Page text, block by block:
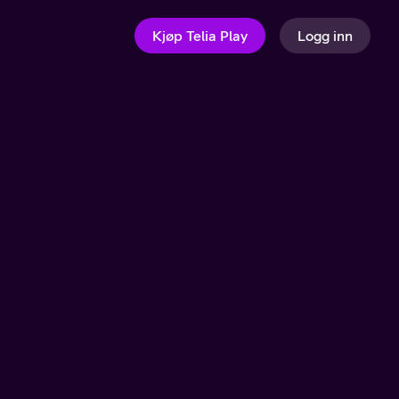
Kjøp Telia Play Logg inn